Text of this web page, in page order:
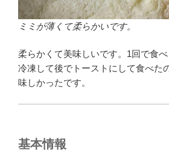
ミミが薄くて柔らかいです。
柔らかくて美味しいです。1回で食べ
冷凍して後でトーストにして食べた
味しかったです。
基本情報